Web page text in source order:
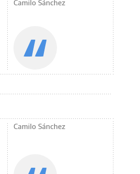
Camilo Sánchez
Camilo Sánchez